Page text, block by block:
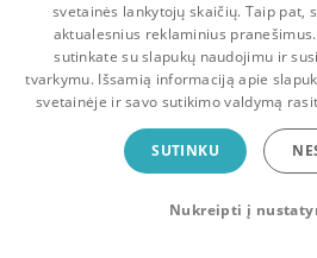
Pradinis Krepšelis Pokalbiai
Bookswap programėlė
Mainykis knygomis dar
Uždaryti
svetainės lankytojų skaičių. Taip pat,
aktualesnius reklaminius pranešimus.
sutinkate su slapukų naudojimu ir
tvarkymu. Išsamią informaciją apie
svetainėje ir savo sutikimo valdymą
SUTINKU
Nukreipti į